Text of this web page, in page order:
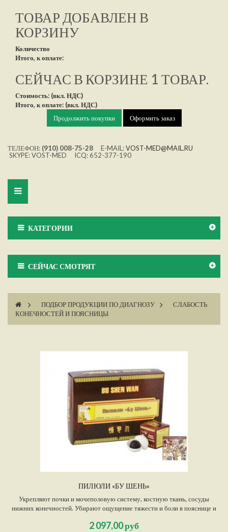
ТОВАР ДОБАВЛЕН В
КОРЗИНУ
Количество
Итого, к оплате:
СЕЙЧАС В КОРЗИНЕ 1 ТОВАР.
Стоимость: (вкл. НДС)
Итого, к оплате: (вкл. НДС)
Продолжить покупки
Оформить заказ
ТЕЛЕФОН: (910) 008-75-28 E-MAIL:VOST-MED@MAIL.RU
SKYPE: VOST-MED ICQ: 652-377-190
Toggle
КАТЕГОРИИ
СЕЙЧАС СМОТРЯТ
> ПОДБОР ПРОДУКЦИИ ПО ДИАГНОЗУ >
СЛАБОСТЬ
КОНЕЧНОСТЕЙ И ПОЯСНИЦЫ
ПИЛЮЛИ «БУ ШЕНЬ»
Укрепляют почки и мочеполовую систему, костную ткань, сосуды
нижних конечностей. Убирают ощущение тяжести и боли в пояснице и
повышают потенцию, жизненный тонус организма, умственную и
2 097,00 руб